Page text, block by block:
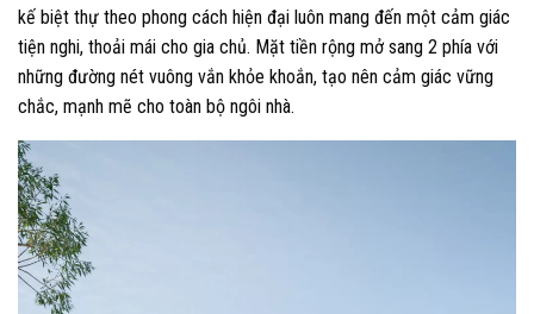
kế biệt thự theo phong cách hiện đại luôn mang đến một cảm giác
tiện nghi, thoải mái cho gia chủ. Mặt tiền rộng mở sang 2 phía với
những đường nét vuông vắn khỏe khoắn, tạo nên cảm giác vững
chắc, mạnh mẽ cho toàn bộ ngôi nhà.